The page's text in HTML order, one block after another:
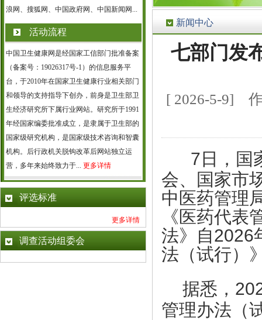
浪网、搜狐网、中国政府网、中国新闻网...
活动流程
中国卫生健康网是经国家工信部门批准备案
（备案号：19026317号-1）的信息服务平
台，于2010年在国家卫生健康行业相关部门
和领导的支持指导下创办，前身是卫生部卫
生经济研究所下属行业网站。研究所于1991
年经国家编委批准成立，是隶属于卫生部的
国家级研究机构，是国家级技术咨询和智囊
机构。后行政机关脱钩改革后网站独立运
营，多年来始终致力于... 更多详情
评选标准
更多详情
调查活动组委会
新闻中心
七部门发
[ 2026-5-9]
7日，国
会、国家市
中医药管理
《医药代
法》自2026
法（试行）
据悉，
管理办法（